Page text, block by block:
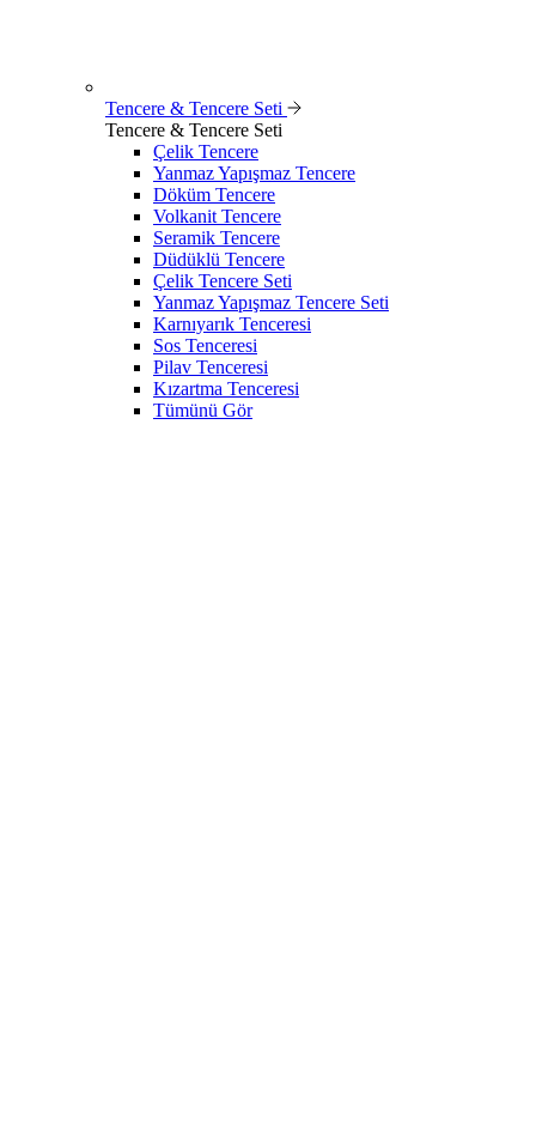
Tencere & Tencere Seti
Tencere & Tencere Seti
Çelik Tencere
Yanmaz Yapışmaz Tencere
Döküm Tencere
Volkanit Tencere
Seramik Tencere
Düdüklü Tencere
Çelik Tencere Seti
Yanmaz Yapışmaz Tencere Seti
Karnıyarık Tenceresi
Sos Tenceresi
Pilav Tenceresi
Kızartma Tenceresi
Tümünü Gör